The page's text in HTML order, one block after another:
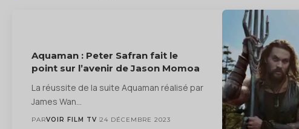
Aquaman : Peter Safran fait le
point sur l’avenir de Jason Momoa
La réussite de la suite Aquaman réalisé par
James Wan…
PARVOIR FILM TV 24 DÉCEMBRE 2023